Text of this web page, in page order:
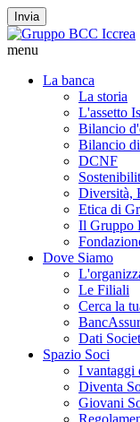
Invia
menu
La banca
La storia
L'assetto
Bilancio
Bilancio
DCNF
Diversità,
Etica di
Il Gruppo
Dove Siamo
Le Filiali
Cerca la
Dati
Spazio Soci
I vantaggi
Diventa
Giovani